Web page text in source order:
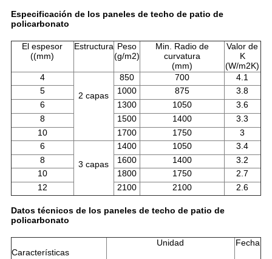
Especificación de los paneles de techo de patio de
policarbonato
El espesor
((mm)
Estructura Peso
(g/m2)
Min. Radio de
curvatura
(mm)
Valor de
K
(W/m2K)
4
2 capas
850 700
4.1
5
1000 875
3.8
6
1300 1050
3.6
8
1500 1400
3.3
10
1700 1750
3
6
3 capas
1400 1050
3.4
8
1600 1400
3.2
10
1800 1750
2.7
12
2100 2100 2.6
Datos técnicos de los paneles de techo de patio de
policarbonato
Características
Unidad Fecha